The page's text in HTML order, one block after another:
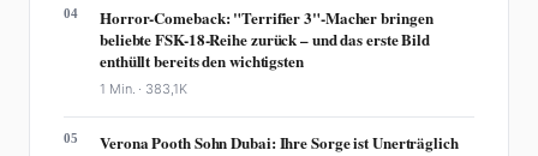
04
Horror-Comeback: "Terrifier 3"-Macher bringen
beliebte FSK-18-Reihe zurück – und das erste Bild
enthüllt bereits den wichtigsten
1 Min. · 383,1K
05 Verona Pooth Sohn Dubai: Ihre Sorge ist Unerträglich